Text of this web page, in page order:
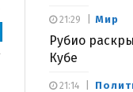
Мир
Рубио
Кубе
21:29
21:14